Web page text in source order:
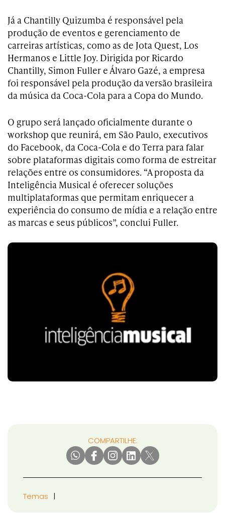
Já a Chantilly Quizumba é responsável pela
produção de eventos e gerenciamento de
carreiras artísticas, como as de Jota Quest, Los
Hermanos e Little Joy. Dirigida por Ricardo
Chantilly, Simon Fuller e Álvaro Gazé, a empresa
foi responsável pela produção da versão brasileira
da música da Coca-Cola para a Copa do Mundo.
O grupo será lançado oficialmente durante o
workshop que reunirá, em São Paulo, executivos
do Facebook, da Coca-Cola e do Terra para falar
sobre plataformas digitais como forma de estreitar
relações entre os consumidores. “A proposta da
Inteligência Musical é oferecer soluções
multiplataformas que permitam enriquecer a
experiên­cia do consumo de mídia e a relação entre
as marcas e seus públicos”, conclui Fuller.
COMPARTILHE:
Temas